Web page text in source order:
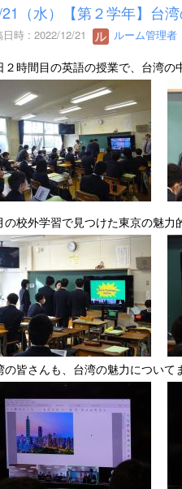
21（水）【第２学年】台
日時 : 2022/12/21 ルーム管理者
２時間目の英語の授業で、台湾の
の校外学習で見つけた東京の魅力
の皆さんも、台湾の魅力について